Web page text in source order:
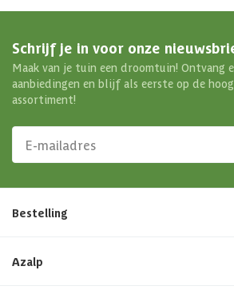
Schrijf je in voor onze
Maak van je tuin een droomtuin! Ontvang
aanbiedingen en blijf als eerste op de
assortiment!
Bestelling
Azalp